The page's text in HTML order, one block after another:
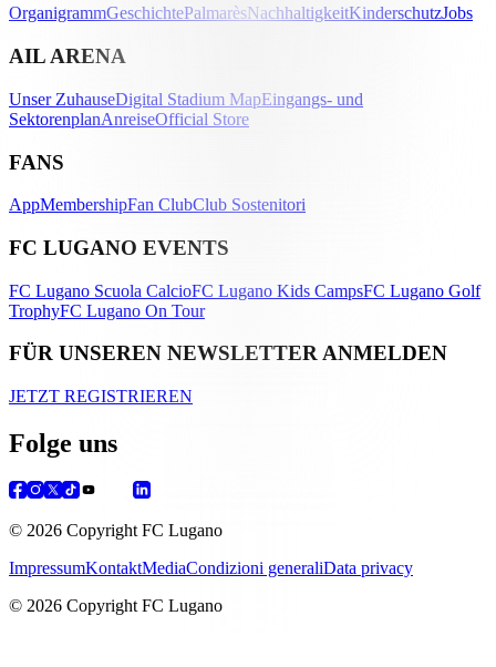
OrganigrammGeschichtePalmarèsNachhaltigkeitKinderschutzJobs
AIL ARENA
Unser ZuhauseDigital Stadium MapEingangs- und
SektorenplanAnreiseOfficial Store
FANS
AppMembershipFan ClubClub Sostenitori
FC LUGANO EVENTS
FC Lugano Scuola CalcioFC Lugano Kids CampsFC Lugano Golf
TrophyFC Lugano On Tour
FÜR UNSEREN NEWSLETTER ANMELDEN
JETZT REGISTRIEREN
Folge uns
© 2026 Copyright FC Lugano
ImpressumKontaktMediaCondizioni generaliData privacy
© 2026 Copyright FC Lugano